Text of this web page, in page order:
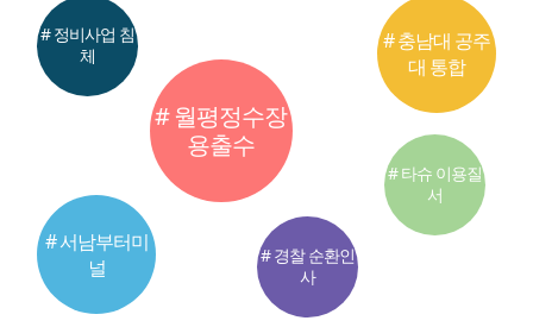
# 월평정수장
용출수
# 서남부터미
널
# 충남대 공주
대 통합
# 정비사업 침
체
# 경찰 순환인
사
# 타슈 이용질
서